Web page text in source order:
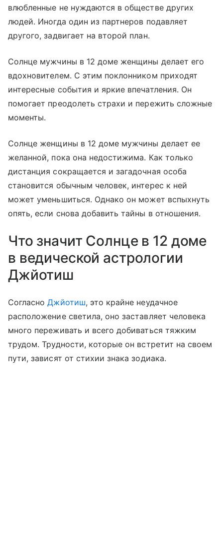
влюбленные не нуждаются в обществе других
людей. Иногда один из партнеров подавляет
другого, задвигает на второй план.
Солнце мужчины в 12 доме женщины делает его
вдохновителем. С этим поклонником приходят
интересные события и яркие впечатления. Он
помогает преодолеть страхи и пережить сложные
моменты.
Солнце женщины в 12 доме мужчины делает ее
желанной, пока она недостижима. Как только
дистанция сокращается и загадочная особа
становится обычным человек, интерес к ней
может уменьшиться. Однако он может вспыхнуть
опять, если снова добавить тайны в отношения.
Что значит Солнце в 12 доме
в ведической астрологии
Джйотиш
СогласноДжйотиш, это крайне неудачное
расположение светила, оно заставляет человека
много переживать и всего добиваться тяжким
трудом. Трудности, которые он встретит на своем
пути, зависят от стихии знака зодиака.